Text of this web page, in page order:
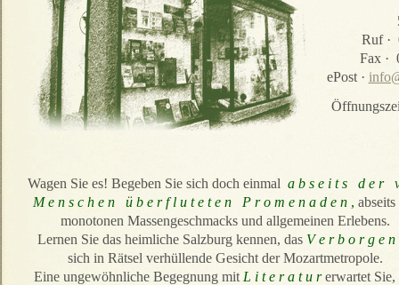
Wagen Sie es! Begeben Sie sich doch einmal a b s e i t s d e r
M e n s c h e n ü b e r f l u t e t e n P r o m e n a d e n , abseits
monotonen Massengeschmacks und allgemeinen Erlebens.
Lernen Sie das heimliche Salzburg kennen, das V e r b o r g e
sich in Rätsel verhüllende Gesicht der Mozartmetropole.
Eine ungewöhnliche Begegnung mit L i t e r a t u rerwartet Sie,
Ruf ·
Fax ·
ePost ·